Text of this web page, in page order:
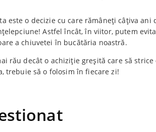
este o decizie cu care rămâneți câțiva
Astfel încât, în viitor, putem
a chiuvetei în bucătăria noastră.
rău decât o achiziție greșită care să
trebuie să o folosim în fiecare zi!